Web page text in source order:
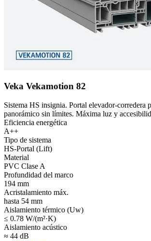
Veka Vekamotion 82
Sistema HS insignia. Portal elevador-corredera
panorámico sin límites. Máxima luz y
Eficiencia energética
A++
Tipo de sistema
HS-Portal (Lift)
Material
PVC Clase A
Profundidad del marco
194 mm
Acristalamiento máx.
hasta 54 mm
Aislamiento térmico (Uw)
≤ 0.78 W/(m²·K)
Aislamiento acústico
≈ 44 dB